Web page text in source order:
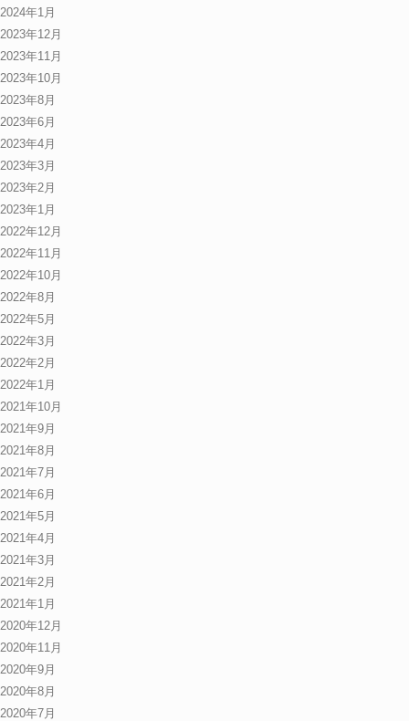
2024年1月
2023年12月
2023年11月
2023年10月
2023年8月
2023年6月
2023年4月
2023年3月
2023年2月
2023年1月
2022年12月
2022年11月
2022年10月
2022年8月
2022年5月
2022年3月
2022年2月
2022年1月
2021年10月
2021年9月
2021年8月
2021年7月
2021年6月
2021年5月
2021年4月
2021年3月
2021年2月
2021年1月
2020年12月
2020年11月
2020年9月
2020年8月
2020年7月